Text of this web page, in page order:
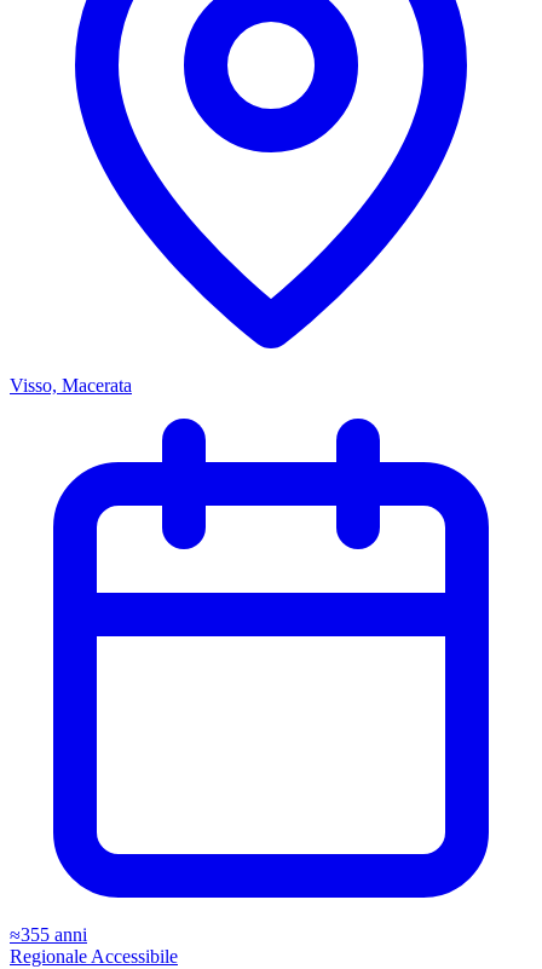
Visso, Macerata
≈355 anni
Regionale Accessibile